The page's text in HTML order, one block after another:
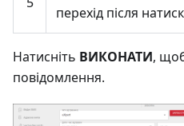
перехід після
Натисніть ВИКОНАТИ,
повідомлення.